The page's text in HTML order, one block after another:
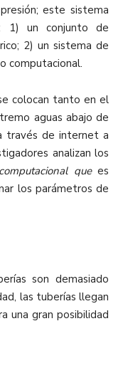
este sistema
1) un conjunto de
2) un sistema de
computacional.
colocan tanto en el
aguas abajo de
través de internet a
analizan los
quees
los parámetros de
son demasiado
las tuberías llegan
una gran posibilidad